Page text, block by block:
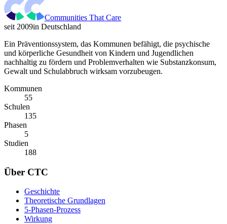
Communities That Care
seit 2009in Deutschland
Ein Präventionssystem, das Kommunen befähigt, die psychische
und körperliche Gesundheit von Kindern und Jugendlichen
nachhaltig zu fördern und Problemverhalten wie Substanzkonsum,
Gewalt und Schulabbruch wirksam vorzubeugen.
Kommunen
55
Schulen
135
Phasen
5
Studien
188
Über CTC
Geschichte
Theoretische Grundlagen
5-Phasen-Prozess
Wirkung